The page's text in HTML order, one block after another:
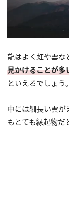
龍はよく虹や雲な
見かけることが多
といえるでしょう。
中には細長い雲が
もとても縁起物だ